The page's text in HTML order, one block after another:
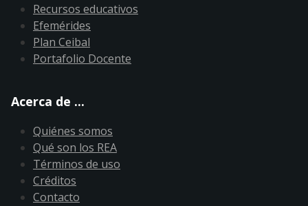
Recursos educativos
Efemérides
Plan Ceibal
Portafolio Docente
Acerca de ...
Quiénes somos
Qué son los REA
Términos de uso
Créditos
Contacto